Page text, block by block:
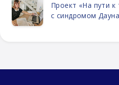
Проект «На пути к
с синдромом